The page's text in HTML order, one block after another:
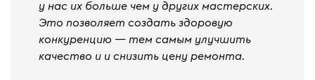
у нас их больше чем у других мастерских.
Это позволяет создать здоровую
конкуренцию — тем самым улучшить
качество и и снизить цену ремонта.